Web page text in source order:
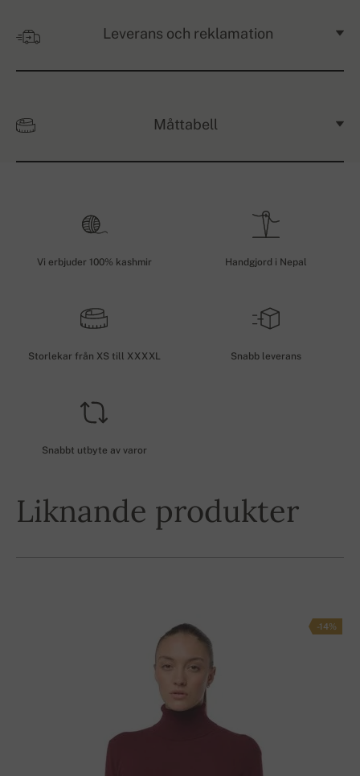
Leverans och reklamation
Måttabell
Vi erbjuder 100% kashmir Handgjord i Nepal
Storlekar från XS till XXXXL Snabb leverans
Snabbt utbyte av varor
Liknande produkter
-14%